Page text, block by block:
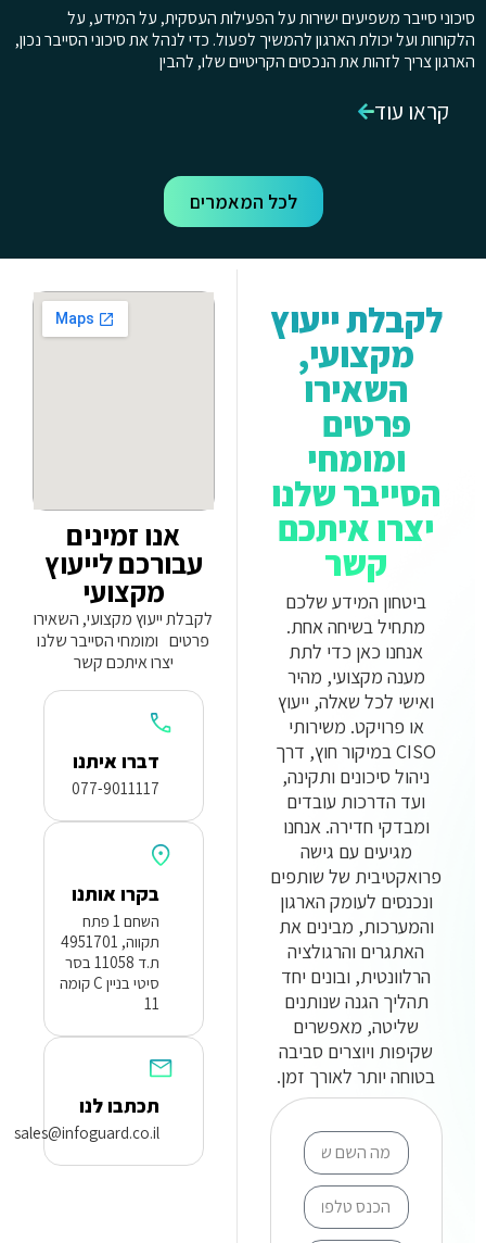
סיכוני סייבר משפיעים ישירות על הפעילות העסקית, על המידע, על
הלקוחות ועל יכולת הארגון להמשיך לפעול. כדי לנהל את סיכוני הסייבר נכון,
הארגון צריך לזהות את הנכסים הקריטיים שלו, להבין
קראו עוד
לכל המאמרים
לקבלת ייעוץ
מקצועי,
השאירו
פרטים
ומומחי
הסייבר שלנו
יצרו איתכם
קשר
ביטחון המידע שלכם
מתחיל בשיחה אחת.
אנחנו כאן כדי לתת
מענה מקצועי, מהיר
ואישי לכל שאלה, ייעוץ
או פרויקט. משירותי
CISO במיקור חוץ, דרך
ניהול סיכונים ותקינה,
ועד הדרכות עובדים
ומבדקי חדירה. אנחנו
מגיעים עם גישה
פרואקטיבית של שותפים
ונכנסים לעומק הארגון
והמערכות, מבינים את
האתגרים והרגולציה
הרלוונטית, ובונים יחד
תהליך הגנה שנותנים
שליטה, מאפשרים
שקיפות ויוצרים סביבה
בטוחה יותר לאורך זמן.
אנו זמינים
עבורכם לייעוץ
מקצועי
לקבלת ייעוץ מקצועי, השאירו
פרטים ומומחי הסייבר שלנו
יצרו איתכם קשר
דברו איתנו
077-9011117
בקרו אותנו
השחם 1 פתח
תקווה, 4951701
ת.ד 11058 בסר
סיטי בניין C קומה
11
תכתבו לנו
sales@infoguard.co.il